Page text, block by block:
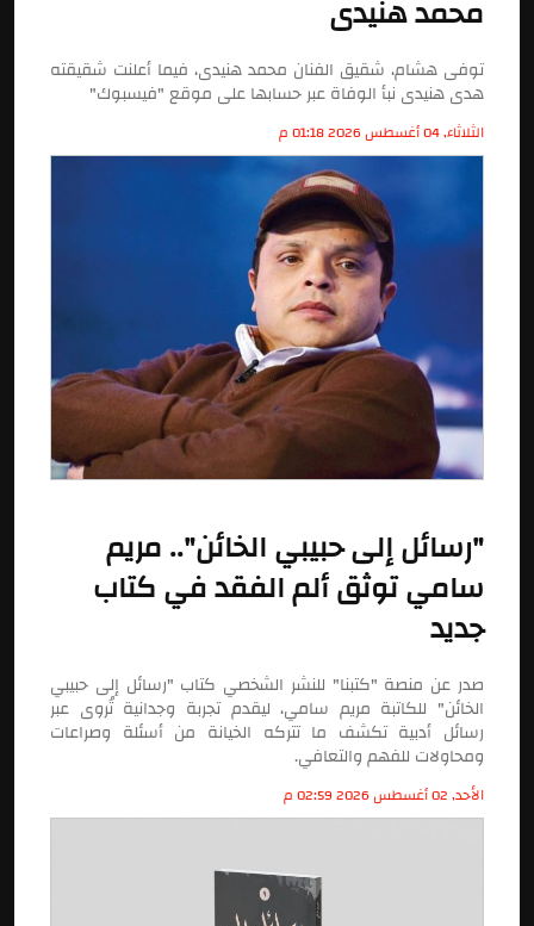
محمد هنيدى
توفى هشام، شقيق الفنان محمد هنيدى، فيما أعلنت شقيقته
هدى هنيدى نبأ الوفاة عبر حسابها على موقع "فيسبوك"
الثلاثاء, 04 أغسطس 2026 01:18 م
"رسائل إلى حبيبي الخائن".. مريم
سامي توثق ألم الفقد في كتاب
جديد
صدر عن منصة "كتبنا" للنشر الشخصي كتاب "رسائل إلى حبيبي
الخائن" للكاتبة مريم سامي، ليقدم تجربة وجدانية تُروى عبر
رسائل أدبية تكشف ما تتركه الخيانة من أسئلة وصراعات
ومحاولات للفهم والتعافي.
الأحد, 02 أغسطس 2026 02:59 م